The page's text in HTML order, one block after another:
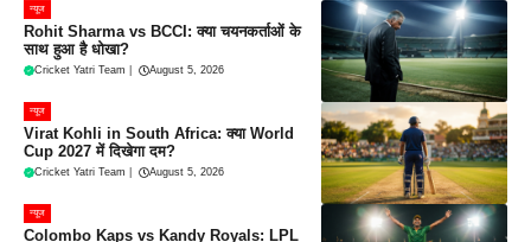
न्यूज
Rohit Sharma vs BCCI: क्या चयनकर्ताओं के
साथ हुआ है धोखा?
Cricket Yatri Team August 5, 2026
न्यूज
Virat Kohli in South Africa: क्या World
Cup 2027 में दिखेगा दम?
Cricket Yatri Team August 5, 2026
न्यूज
Colombo Kaps vs Kandy Royals: LPL